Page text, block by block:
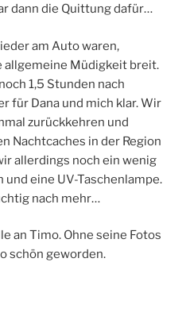
dann die Quittung dafür…
am Auto waren,
allgemeine Müdigkeit breit.
1,5 Stunden nach
für Dana und mich klar. Wir
zurückkehren und
Nachtcaches in der Region
allerdings noch ein wenig
eine UV-Taschenlampe.
nach mehr…
an Timo. Ohne seine Fotos
schön geworden.